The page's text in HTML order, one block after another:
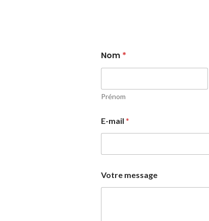
Nom *
Prénom
E-mail*
Votre message